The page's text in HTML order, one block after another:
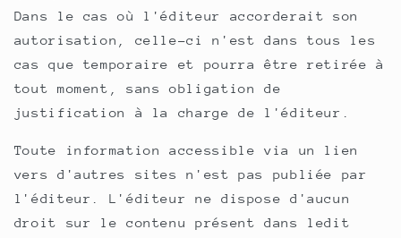
Dans le cas où l'éditeur accorderait son
autorisation, celle-ci n'est dans tous les
cas que temporaire et pourra être retirée à
tout moment, sans obligation de
justification à la charge de l'éditeur.
Toute information accessible via un lien
vers d'autres sites n'est pas publiée par
l'éditeur. L'éditeur ne dispose d'aucun
droit sur le contenu présent dans ledit